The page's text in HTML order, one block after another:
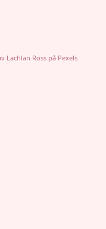
Lachlan Rosspå Pexels